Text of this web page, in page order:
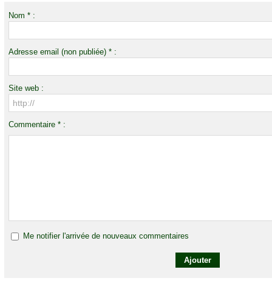
Nom * :
Adresse email (non publiée) * :
Site web :
Commentaire * :
Me notifier l'arrivée de nouveaux commentaires